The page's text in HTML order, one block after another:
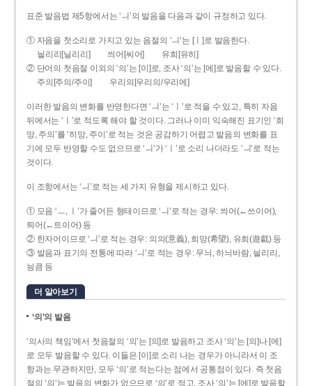
표준 발음법 제5항에서는 ‘ㅢ’의 발음을 다음과 같이 규정하고 있다.
① 자음을 첫소리로 가지고 있는 음절의 ‘ㅢ’는 [ㅣ]로 발음한다.
늴리리[닐리리]
씌어[씨어]
유희[유히]
② 단어의 첫음절 이외의 ‘의’는 [이]로, 조사 ‘의’는 [에]로 발음할 수 있다.
주의[주의/주이]
우리의[우리의/우리에]
이러한 발음의 변화를 반영한다면 ‘ㅢ’는 ‘ㅣ’로 적을 수 있고, 특히 자음
뒤에서는 ‘ㅣ’로 적도록 해야 할 것이다. 그러나 이미 익숙해진 표기인 ‘희
망, 주의’를 ‘히망, 주이’로 적는 것은 공감하기 어렵고 발음의 변화를 표
기에 모두 반영할 수도 없으므로 ‘ㅢ’가 ‘ㅣ’로 소리 나더라도 ‘ㅢ’로 적는
것이다.
이 조항에서는 ‘ㅢ’로 적는 세 가지 유형을 제시하고 있다.
① 모음 ‘ㅡ, ㅣ’가 줄어든 형태이므로 ‘ㅢ’로 적는 경우: 씌어(←쓰이어),
틔어(←트이어) 등
② 한자어이므로 ‘ㅢ’로 적는 경우: 의의(意義), 희망(希望), 유희(遊戱) 등
③ 발음과 표기의 전통에 따라 ‘ㅢ’로 적는 경우: 무늬, 하늬바람, 늴리리,
닁큼 등
더 알아보기
‘의’의 발음
‘의사의 책임’에서 첫음절의 ‘의’는 [의]로 발음하고 조사 ‘의’는 [의]나 [에]
로 모두 발음할 수 있다. 이들은 [이]로 소리 나는 경우가 아니라서 이 조
항과는 무관하지만, 모두 ‘의’로 적는다는 점에서 공통점이 있다. 즉 첫음
절의 ‘의’는 발음의 변화가 없으므로 ‘의’로 적고, 조사 ‘의’는 [에]로 발음할